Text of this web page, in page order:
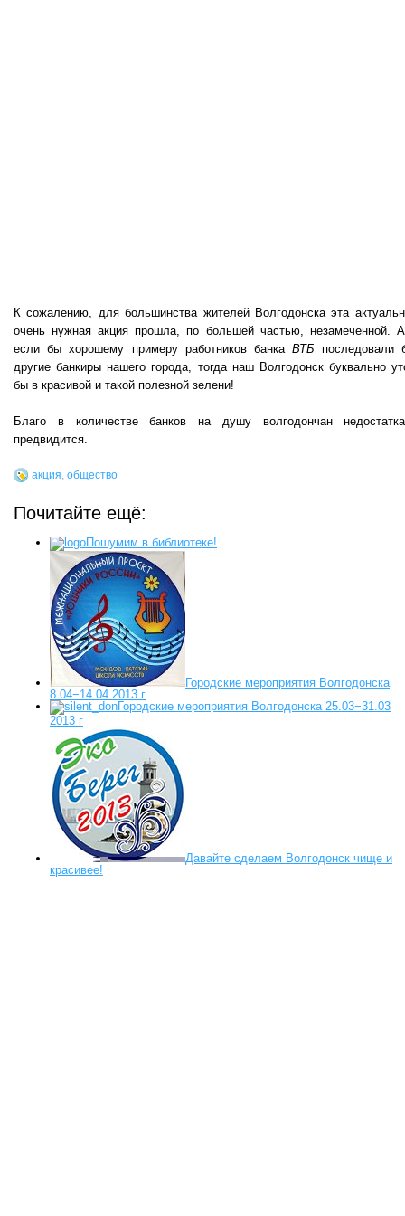
К сожалению, для большинства жителей Волгодонска эта
очень нужная акция прошла, по большей частью, незамеченной.
если бы хорошему примеру работников банкаВТБ последовали
другие банкиры нашего города, тогда наш Волгодонск буквально
бы в красивой и такой полезной зелени!
Благо в количестве банков на душу волгодончан
предвидится.
акция, общество
Почитайте ещё:
Пошумим в библиотеке!
Городские мероприятия Волгодонска
8.04−14.04 2013 г
Городские мероприятия Волгодонска 25.03−31.03
2013 г
Давайте сделаем Волгодонск чище и
красивее!